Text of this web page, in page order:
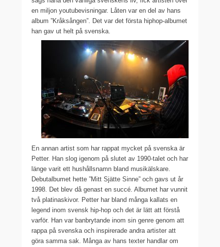
en miljon youtubevisningar. Låten var en del av hans
album ”Kråksången”. Det var det första hiphop-albumet
han gav ut helt på svenska.
En annan artist som har rappat mycket på svenska är
Petter. Han slog igenom på slutet av 1990-talet och har
länge varit ett hushållsnamn bland musikälskare.
Debutalbumet hette ”Mitt Sjätte Sinne” och gavs ut år
1998. Det blev då genast en succé. Albumet har vunnit
två platinaskivor. Petter har bland många kallats en
legend inom svensk hip-hop och det är lätt att förstå
varför. Han var banbrytande inom sin genre genom att
rappa på svenska och inspirerade andra artister att
göra samma sak. Många av hans texter handlar om